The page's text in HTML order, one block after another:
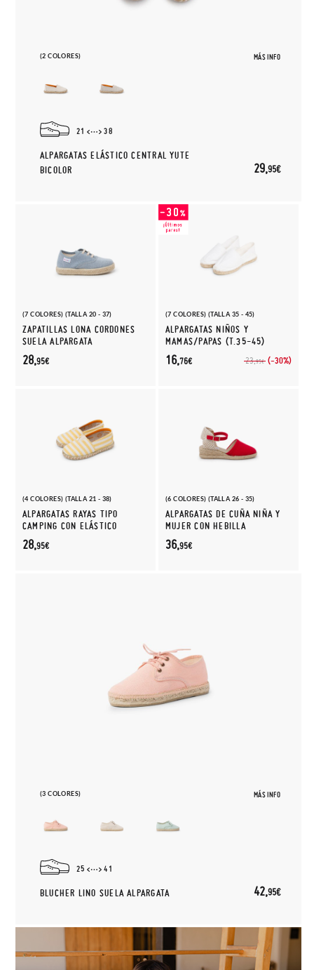
(2 COLORES) MÁS INFO
21 38
ALPARGATAS ELÁSTICO CENTRAL YUTE
BICOLOR
29,95€
(7 COLORES) (TALLA 20 - 37)
ZAPATILLAS LONA CORDONES
SUELA ALPARGATA
28,95€
(7 COLORES) (TALLA 35 - 45)
ALPARGATAS NIÑOS Y
MAMAS/PAPAS (T.35-45)
23,95€ (-30%)
16,76€
(4 COLORES) (TALLA 21 - 38)
ALPARGATAS RAYAS TIPO
CAMPING CON ELÁSTICO
28,95€
(6 COLORES) (TALLA 26 - 35)
ALPARGATAS DE CUÑA NIÑA Y
MUJER CON HEBILLA
36,95€
(3 COLORES) MÁS INFO
25 41
BLUCHER LINO SUELA ALPARGATA 42,95€